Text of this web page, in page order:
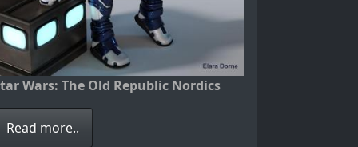
Wars: The Old Republic Nordics
Read more..